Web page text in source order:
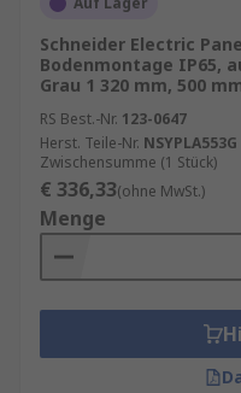
Schneider Electric
Bodenmontage IP65,
Grau 1 320 mm, 500
RS Best.-Nr. 123-0647
Herst. Teile-Nr. NSYPLA553G
Zwischensumme (1 Stück)
€ 336,33(ohne MwSt.)
Menge